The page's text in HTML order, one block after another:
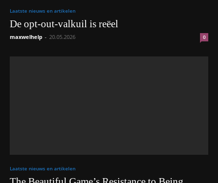
Laatste nieuws en artikelen
De opt-out-valkuil is reëel
maxwelhelp - 20.05.2026 0
Laatste nieuws en artikelen